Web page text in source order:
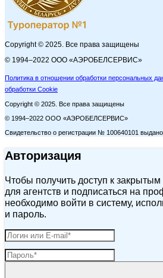
Copyright © 2025. Все права защищены
© 1994–2022 ООО «АЭРОБЕЛСЕРВИС»
Политика в отношении обработки персональных
обработки Cookie
Copyright © 2025. Все права защищены
© 1994–2022 ООО «АЭРОБЕЛСЕРВИС»
Свидетельство о регистрации № 100640101 выдано
Авторизация
Чтобы получить доступ к
для агентств и подписаться на
необходимо войти в систему,
и пароль.